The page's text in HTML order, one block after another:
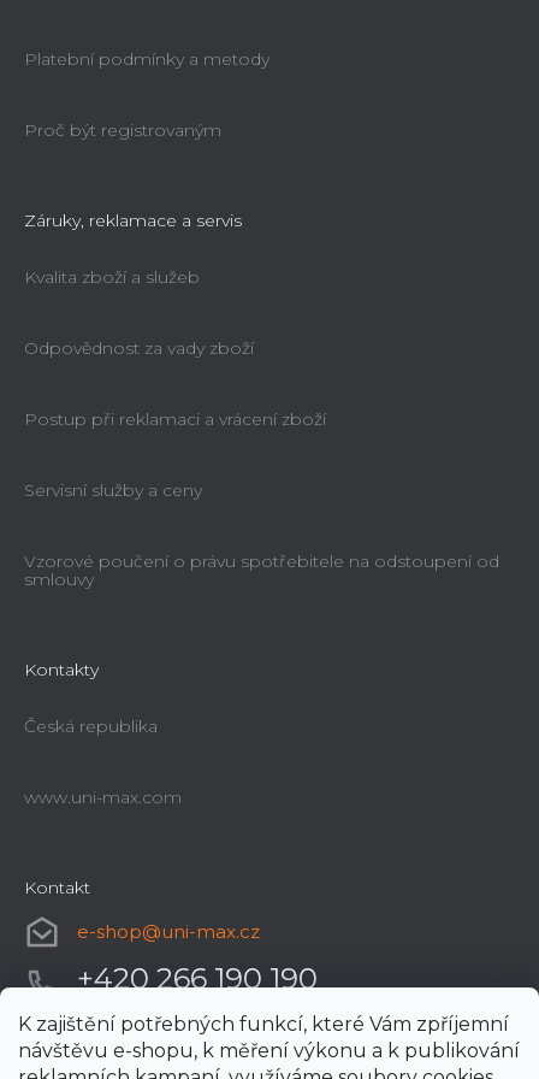
K zajištění potřebných funkcí, které Vám zpříjemní
návštěvu e-shopu, k měření výkonu a k publikování
Platební podmínky a metody
Proč být registrovaným
Záruky, reklamace a servis
Kvalita zboží a služeb
Odpovědnost za vady zboží
Postup při reklamaci a vrácení zboží
Servisní služby a ceny
Vzorové poučení o právu spotřebitele na odstoupení od
smlouvy
Kontakty
Česká republika
www.uni-max.com
Kontakt
e-shop@uni-max.cz
+420 266 190 190